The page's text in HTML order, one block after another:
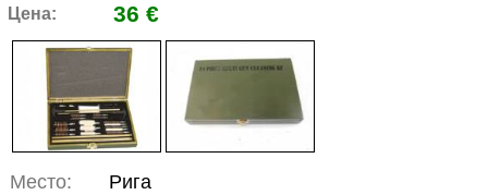
Цена: 36 €
Место:
Рига